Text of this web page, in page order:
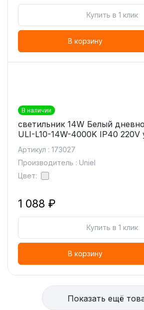
Купить в 1 клик
В корзину
В наличии
светильник 14W Белый
ULI-L10-14W-4000K IP40 220V
Артикул : 173027
Производитель : Uniel
Цвет:
1 088 ₽
Купить в 1 клик
В корзину
Показать ещё